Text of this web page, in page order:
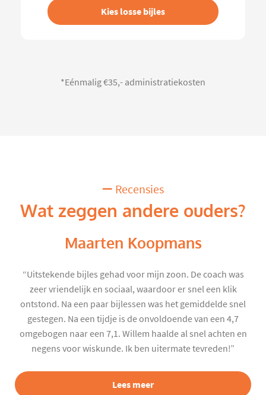
Kies losse bijles
*Eénmalig €35,- administratiekosten
Recensies
Wat zeggen andere ouders?
Maarten Koopmans
“Uitstekende bijles gehad voor mijn zoon. De coach was
zeer vriendelijk en sociaal, waardoor er snel een klik
ontstond. Na een paar bijlessen was het gemiddelde snel
gestegen. Na een tijdje is de onvoldoende van een 4,7
omgebogen naar een 7,1. Willem haalde al snel achten en
negens voor wiskunde. Ik ben uitermate tevreden!”
Lees meer